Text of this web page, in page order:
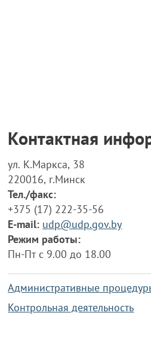
Контактная
ул. К.Маркса, 38
220016, г.Минск
Тел./факс:
+375 (17) 222-35-56
E-mail: udp@udp.gov.by
Режим работы:
Пн-Пт с 9.00 до 18.00
Административные
Контрольная деятельность